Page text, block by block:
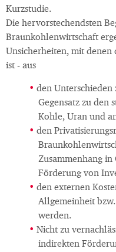
Kurzstudie.
Die hervorstechendsten
Braunkohlenwirtschaft
Unsicherheiten, mit
ist - aus
den Unterschieden
Gegensatz zu den
Kohle, Uran und
den
Zusammenhang
Förderung von
den externen
Allgemeinheit
werden.
Nicht zu
indirekten